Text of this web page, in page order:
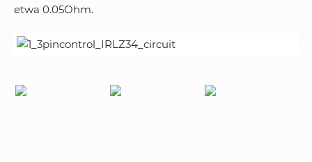
etwa 0.05Ohm.